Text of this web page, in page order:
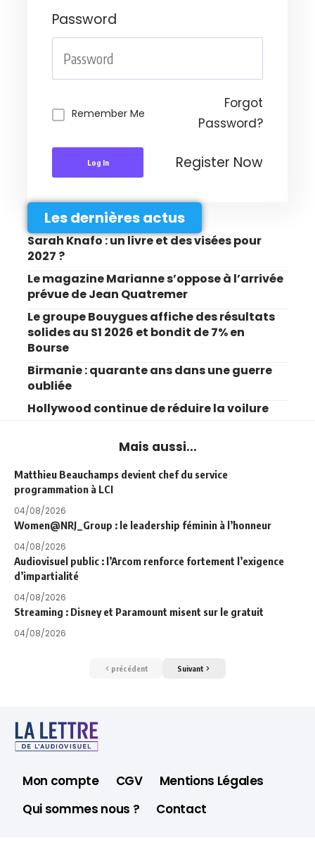
Password
Remember Me
Forgot
Password?
Log In Register Now
Les dernières actus
Sarah Knafo : un livre et des visées pour
2027 ?
Le magazine Marianne s’oppose à l’arrivée
prévue de Jean Quatremer
Le groupe Bouygues affiche des résultats
solides au S1 2026 et bondit de 7% en
Bourse
Birmanie : quarante ans dans une guerre
oubliée
Hollywood continue de réduire la voilure
Mais aussi...
Matthieu Beauchamps devient chef du service
programmation à LCI
04/08/2026
Women@NRJ_Group : le leadership féminin à l’honneur
04/08/2026
Audiovisuel public : l’Arcom renforce fortement l’exigence
d’impartialité
04/08/2026
Streaming : Disney et Paramount misent sur le gratuit
04/08/2026
précédent Suivant
Mon compte CGV
Mentions Légales
Qui sommes nous ?
Contact